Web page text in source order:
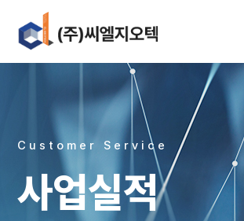
Customer Service
사업실적